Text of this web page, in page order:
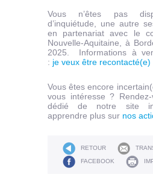
Vous n’êtes pas
d’inquiétude, une autre
en partenariat avec le
Nouvelle-Aquitaine, à
2025. Informations à
: je veux être recontacté(e)
Vous êtes encore
vous intéresse ? Rendez-
dédié de notre site
apprendre plus sur nos
RETOUR
FACEBOOK